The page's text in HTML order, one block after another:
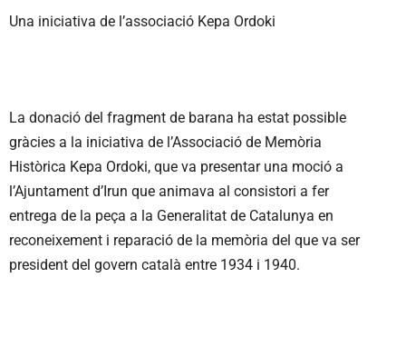
Una iniciativa de l’associació Kepa Ordoki
La donació del fragment de barana ha estat possible
gràcies a la iniciativa de l’Associació de Memòria
Històrica Kepa Ordoki, que va presentar una moció a
l’Ajuntament d’Irun que animava al consistori a fer
entrega de la peça a la Generalitat de Catalunya en
reconeixement i reparació de la memòria del que va ser
president del govern català entre 1934 i 1940.